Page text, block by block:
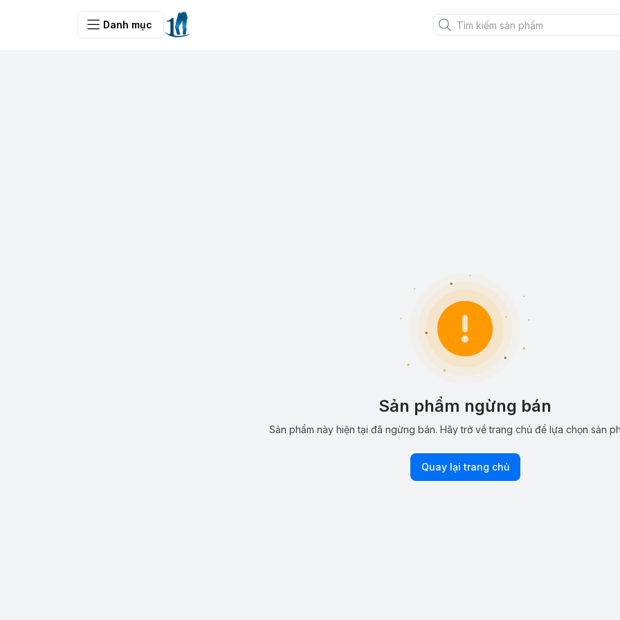
Danh mục
Sản phẩm ngừng bán
Sản phẩm này hiện tại đã ngừng bán. Hãy trở về trang chủ để lựa chọn sản
Quay lại trang chủ